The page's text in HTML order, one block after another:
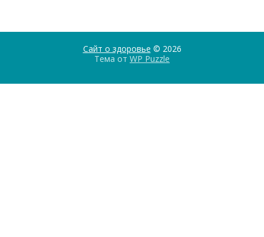
Сайт о здоровье © 2026
Тема от WP Puzzle